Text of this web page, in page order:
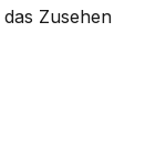
Zusehen